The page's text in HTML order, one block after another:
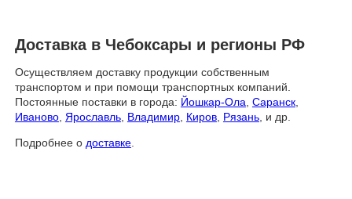
Доставка в Чебоксары и регионы РФ
Осуществляем доставку продукции собственным
транспортом и при помощи транспортных компаний.
Постоянные поставки в города: Йошкар-Ола, Саранск,
Иваново, Ярославль, Владимир, Киров, Рязань, и др.
Подробнее о доставке.